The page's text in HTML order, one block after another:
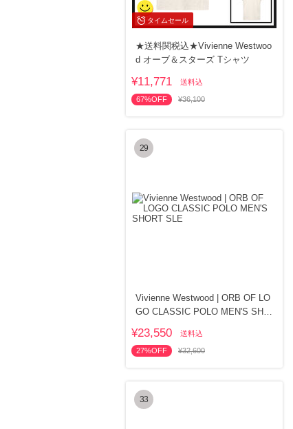
タイムセール
★送料関税込★Vivienne Westwoo
d オーブ＆スターズ Tシャツ
¥11,771 送料込
67%OFF ¥36,100
29
Vivienne Westwood | ORB OF LO
GO CLASSIC POLO MEN'S SHO
¥23,550 送料込
27%OFF ¥32,600
33